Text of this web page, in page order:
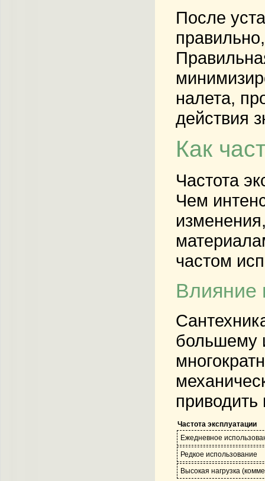
После
налета,
действия
Как
Частота
Чем
частом
Влияние
большему
Частота эксплуатации
Ежедневное
Редкое использование
Высокая нагрузка